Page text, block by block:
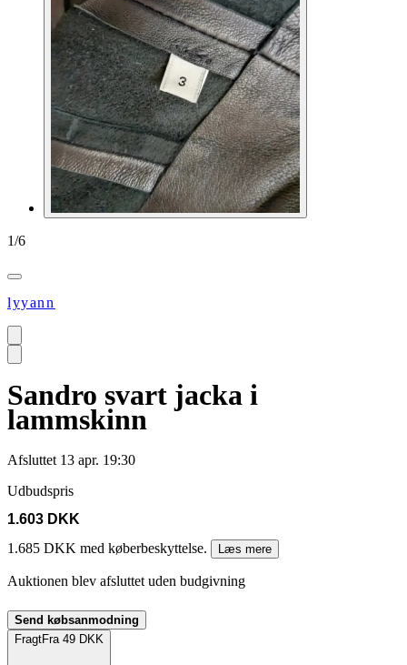
1/6
lyyann
Sandro svart jacka i
lammskinn
Afsluttet 13 apr. 19:30
Udbudspris
1.603 DKK
1.685 DKK med køberbeskyttelse.
Læs mere
Auktionen blev afsluttet uden budgivning
Send købsanmodning
FragtFra 49 DKK